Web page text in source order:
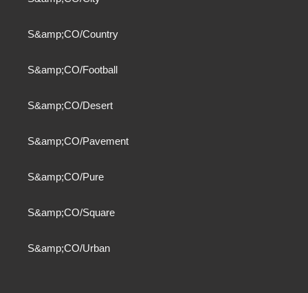
S&amp;CO/Country
S&amp;CO/Football
S&amp;CO/Desert
S&amp;CO/Pavement
S&amp;CO/Pure
S&amp;CO/Square
S&amp;CO/Urban